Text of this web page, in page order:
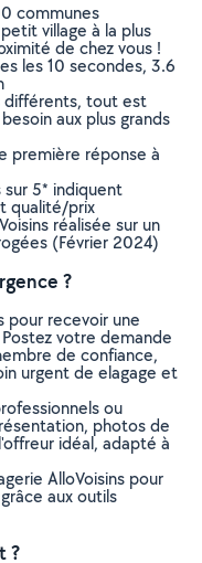
communes
village à la plus
de chez vous !
les 10 secondes, 3.6
différents, tout est
aux plus grands
première réponse à
sur 5* indiquent
qualité/prix
réalisée sur un
(Février 2024)
?
pour recevoir une
votre demande
de confiance,
urgent de elagage et
ou
photos de
idéal, adapté à
AlloVoisins pour
aux outils
?